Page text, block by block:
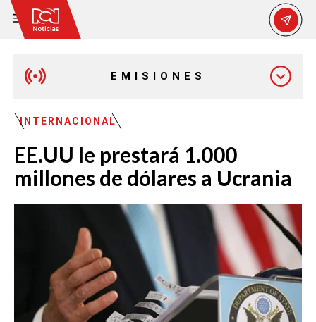
EMISIONES
MAÑANA EXPRESS
EMISIÓN 12:30 PM
EMISIÓN 7:00 PM
EMISIÓN 11:30 PM
INTERNACIONAL
EE.UU le prestará 1.000
millones de dólares a Ucrania